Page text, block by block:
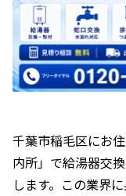
千葉市稲毛区にお
内所」で給湯器交
します。この業界